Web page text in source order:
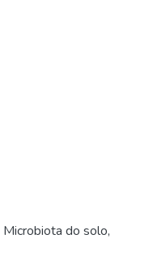
Microbiota do solo,